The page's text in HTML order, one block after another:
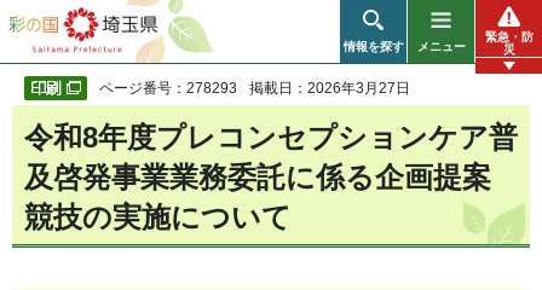
彩の国 埼玉県
情報を探す メニュー
緊急・防
災
ページ番号：278293 掲載日：2026年3月27日
令和8年度プレコンセプションケア普
及啓発事業業務委託に係る企画提案
競技の実施について